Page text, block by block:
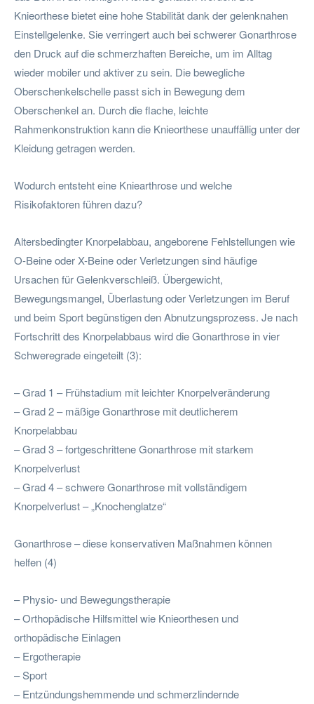
Knieorthese bietet eine hohe Stabilität dank der gelenknahen
Einstellgelenke. Sie verringert auch bei schwerer Gonarthrose
den Druck auf die schmerzhaften Bereiche, um im Alltag
wieder mobiler und aktiver zu sein. Die bewegliche
Oberschenkelschelle passt sich in Bewegung dem
Oberschenkel an. Durch die flache, leichte
Rahmenkonstruktion kann die Knieorthese unauffällig unter der
Kleidung getragen werden.
Wodurch entsteht eine Kniearthrose und welche
Risikofaktoren führen dazu?
Altersbedingter Knorpelabbau, angeborene Fehlstellungen wie
O-Beine oder X-Beine oder Verletzungen sind häufige
Ursachen für Gelenkverschleiß. Übergewicht,
Bewegungsmangel, Überlastung oder Verletzungen im Beruf
und beim Sport begünstigen den Abnutzungsprozess. Je nach
Fortschritt des Knorpelabbaus wird die Gonarthrose in vier
Schweregrade eingeteilt (3):
– Grad 1 – Frühstadium mit leichter Knorpelveränderung
– Grad 2 – mäßige Gonarthrose mit deutlicherem
Knorpelabbau
– Grad 3 – fortgeschrittene Gonarthrose mit starkem
Knorpelverlust
– Grad 4 – schwere Gonarthrose mit vollständigem
Knorpelverlust – „Knochenglatze“
Gonarthrose – diese konservativen Maßnahmen können
helfen (4)
– Physio- und Bewegungstherapie
– Orthopädische Hilfsmittel wie Knieorthesen und
orthopädische Einlagen
– Ergotherapie
– Sport
– Entzündungshemmende und schmerzlindernde